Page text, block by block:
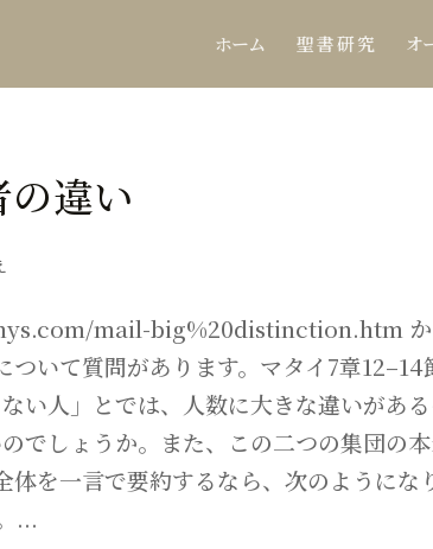
ホーム 聖 書 研 究 オ
違い
mail-big%20distinction.htm
いて質問があります。マタイ7章12–14
い人」とでは、人数に大きな違いがあ
でしょうか。また、この二つの集団の
を一言で要約するなら、次のようにな
...